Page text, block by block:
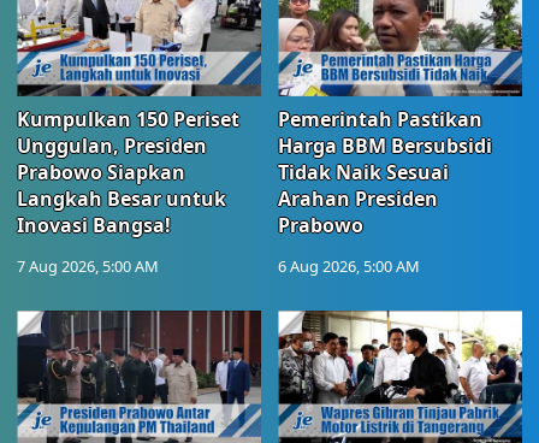
Kumpulkan 150 Periset
Unggulan, Presiden
Prabowo Siapkan
Langkah Besar untuk
Inovasi Bangsa!
7 Aug 2026, 5:00 AM
Pemerintah Pastikan
Harga BBM Bersubsidi
Tidak Naik Sesuai
Arahan Presiden
Prabowo
6 Aug 2026, 5:00 AM